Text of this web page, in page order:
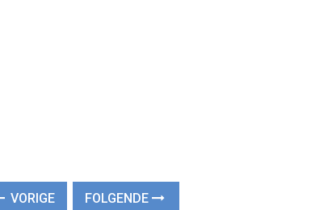
VORIGE FOLGENDE